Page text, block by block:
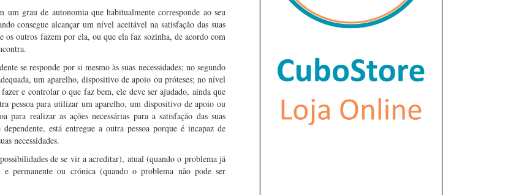
um grau de autonomia que habitualmente corresponde ao seu
consegue alcançar um nível aceitável na satisfação das suas
os outros fazem por ela, ou que ela faz sozinha, de acordo com
se responde por si mesmo às suas necessidades; no segundo
um aparelho, dispositivo de apoio ou próteses; no nível
e controlar o que faz bem, ele deve ser ajudado, ainda que
pessoa para utilizar um aparelho, um dispositivo de apoio ou
realizar as ações necessárias para a satisfação das suas
está entregue a outra pessoa porque é incapaz de
necessidades.
de se vir a acreditar), atual (quando o problema já
e permanente ou crónica (quando o problema não pode ser